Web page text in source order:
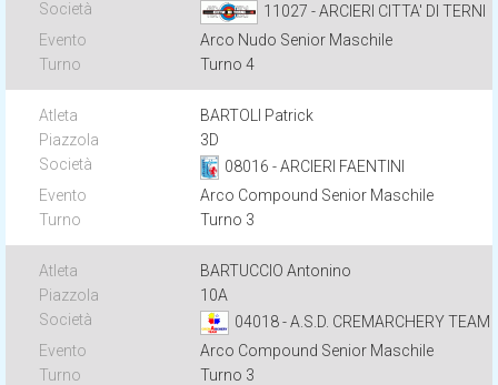
11027 - ARCIERI CITTA' DI TERNI
Arco Nudo Senior Maschile
Turno 4
BARTOLI Patrick
3D
08016 - ARCIERI FAENTINI
Arco Compound Senior Maschile
Turno 3
BARTUCCIO Antonino
10A
04018 - A.S.D. CREMARCHERY TEAM
Arco Compound Senior Maschile
Turno 3